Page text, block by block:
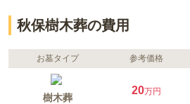
秋保樹木葬の費用
お墓タイプ 参考価格
樹木葬
20万円